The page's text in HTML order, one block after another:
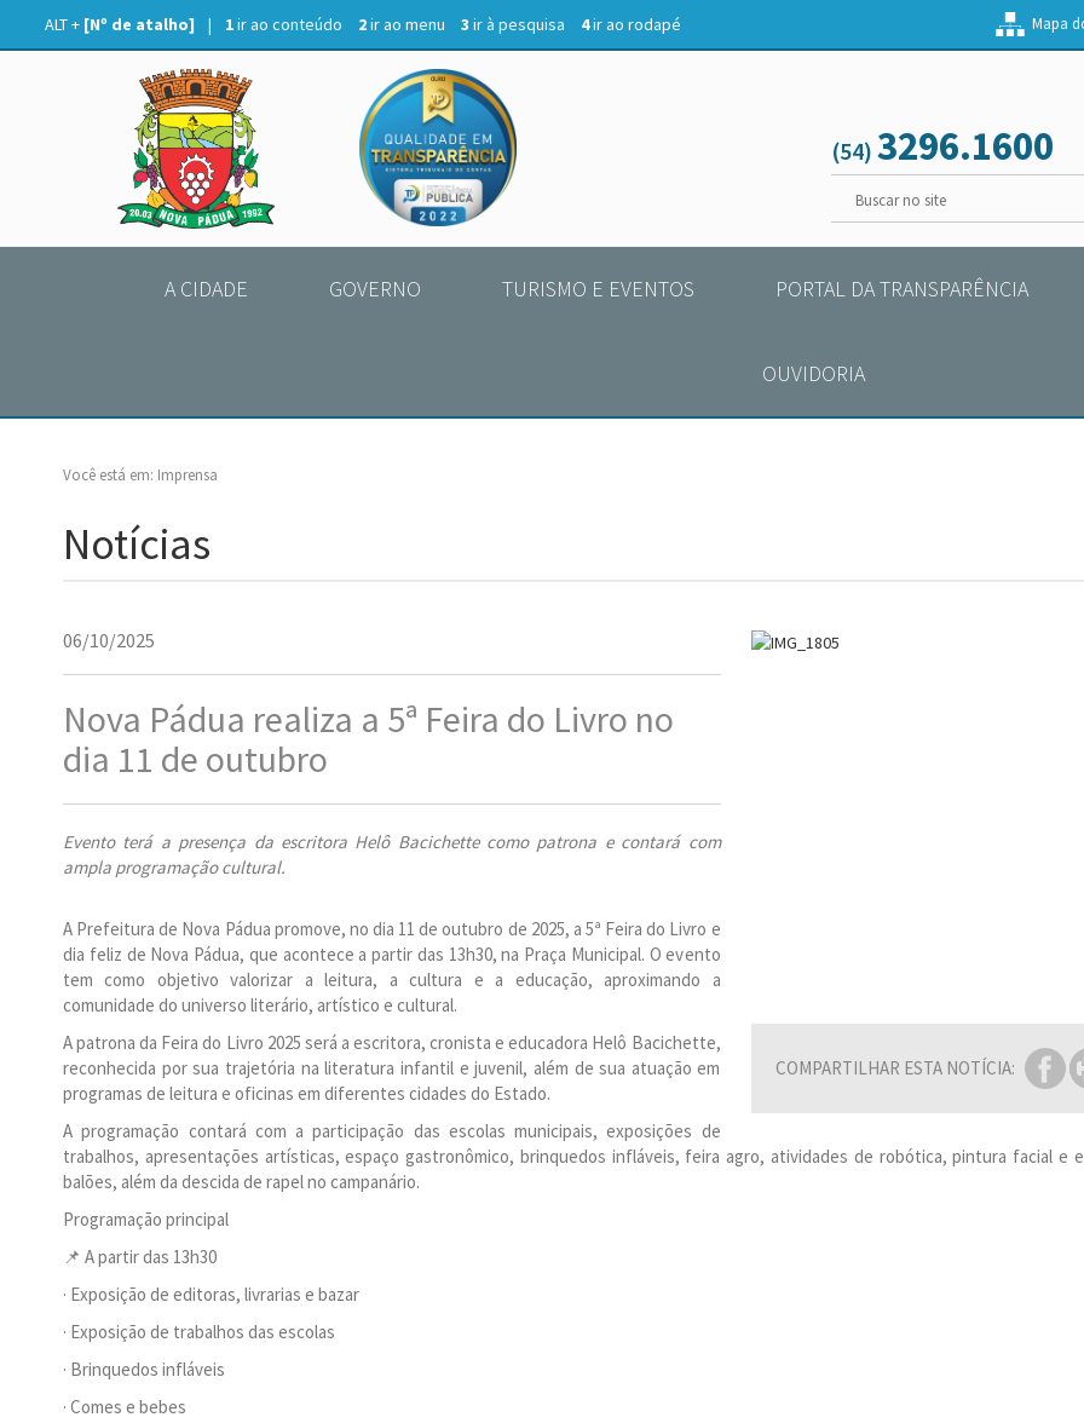
ALT + [Nº de atalho] | 1ir ao conteúdo 2ir ao menu 3 ir à pesquisa 4ir ao rodapé Mapa
(54) 3296.1600
A CIDADE GOVERNO TURISMO E EVENTOS PORTAL DA TRANSPARÊNCIA
OUVIDORIA
Você está em: Imprensa
Notícias
COMPARTILHAR ESTA NOTÍCIA:
06/10/2025
Nova Pádua realiza a 5ª Feira do Livro no
dia 11 de outubro
Evento terá a presença da escritora Helô Bacichette como patrona e contará com
ampla programação cultural.
A Prefeitura de Nova Pádua promove, no dia 11 de outubro de 2025, a 5ª Feira do Livro e
dia feliz de Nova Pádua, que acontece a partir das 13h30, na Praça Municipal. O evento
tem como objetivo valorizar a leitura, a cultura e a educação, aproximando a
comunidade do universo literário, artístico e cultural.
A patrona da Feira do Livro 2025 será a escritora, cronista e educadora Helô Bacichette,
reconhecida por sua trajetória na literatura infantil e juvenil, além de sua atuação em
programas de leitura e oficinas em diferentes cidades do Estado.
A programação contará com a participação das escolas municipais, exposições de
trabalhos, apresentações artísticas, espaço gastronômico, brinquedos infláveis, feira agro, atividades de robótica, pintura facial e
balões, além da descida de rapel no campanário.
Programação principal
📌 A partir das 13h30
· Exposição de editoras, livrarias e bazar
· Exposição de trabalhos das escolas
· Brinquedos infláveis
· Comes e bebes